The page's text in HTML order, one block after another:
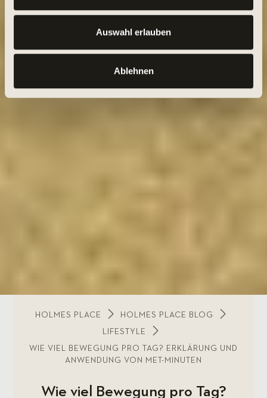
Auswahl erlauben
Ablehnen
HOLMES PLACE
HOLMES PLACE BLOG
LIFESTYLE
WIE VIEL BEWEGUNG PRO TAG? ERKLÄRUNG UND
ANWENDUNG VON MET-MINUTEN
Wie viel Bewegung pro Tag?